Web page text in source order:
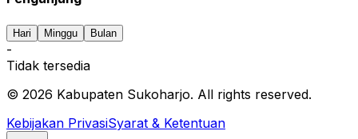
Hari Minggu Bulan
-
Tidak tersedia
© 2026 Kabupaten Sukoharjo. All rights reserved.
Kebijakan PrivasiSyarat & Ketentuan